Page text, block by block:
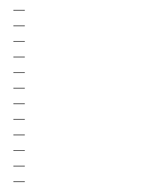
—
—
—
—
—
—
—
—
—
—
—
—